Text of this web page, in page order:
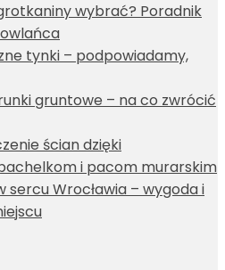
wybrać? Poradnik
tynki – podpowiadamy,
gruntowe – na co zwrócić
ścian dzięki
i pacom murarskim
sercu Wrocławia – wygoda i